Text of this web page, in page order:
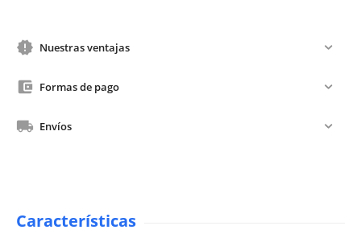
Nuestras ventajas
Formas de pago
Envíos
Características